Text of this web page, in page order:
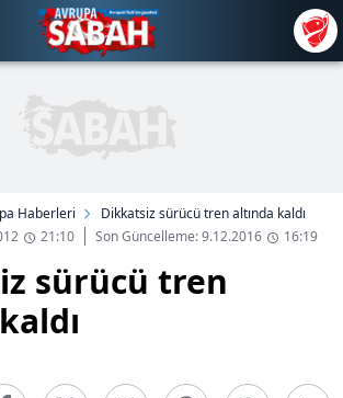
Haberleri
Dikkatsiz sürücü tren altında kaldı
21:10 Son Güncelleme: 9.12.2016 16:19
sürücü tren